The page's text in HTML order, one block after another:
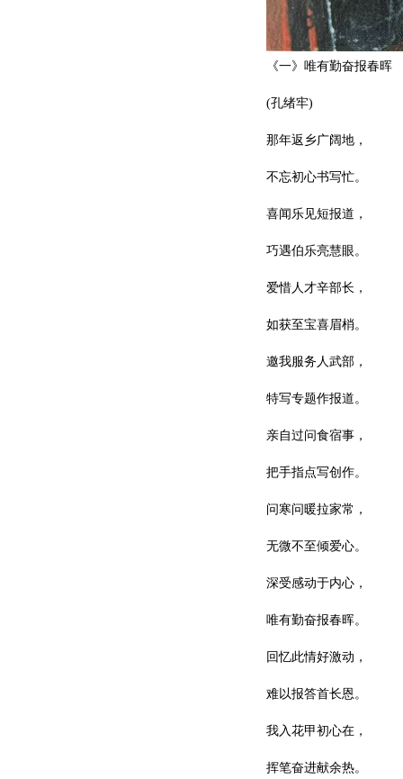
《一》唯有勤奋报春晖
(孔绪牢)
那年返乡广阔地，
不忘初心书写忙。
喜闻乐见短报道，
巧遇伯乐亮慧眼。
爱惜人才辛部长，
如获至宝喜眉梢。
邀我服务人武部，
特写专题作报道。
亲自过问食宿事，
把手指点写创作。
问寒问暖拉家常，
无微不至倾爱心。
深受感动于内心，
唯有勤奋报春晖。
回忆此情好激动，
难以报答首长恩。
我入花甲初心在，
挥笔奋进献余热。